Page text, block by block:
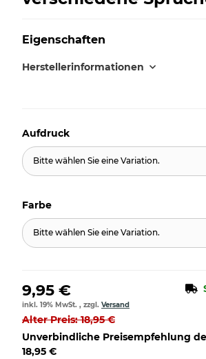
Eigenschaften
Herstellerinformationen
Aufdruck
Bitte wählen Sie eine Variation.
Farbe
Bitte wählen Sie eine Variation.
9,95 €
inkl. 19% MwSt. , zzgl. Versand
Alter Preis: 18,95 €
Unverbindliche Preisempfehlung
18,95 €